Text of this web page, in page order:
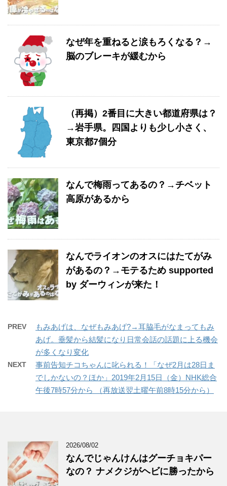
なぜ年を重ねると涙もろくなる？→
脳のブレーキが緩むから
（再掲）2番目に大きい都道府県は？
→岩手県。四国よりも少し小さく、
東京都7個分
なんで梅雨ってあるの？→チベット
高原があるから
なんでライオンのオスにはたてがみ
があるの？→モテるため supported
by ダーウィンが来た！
PREV
もみあげは、なぜもみあげ?→耳脇毛がなまってもみ
あげ。垂髪から結髪になり日常会話の話題に上る機会
が多くなり変化
NEXT
事前告知チコちゃんに叱られる！「なぜ2月は28日ま
でしかないの？ほか」2019年2月15日（金）NHK総合
午後7時57分から （再放送翌土曜午前8時15分から）
2026/08/02
なんでじゃんけんはグーチョキパー
なの？ ナメクジがヘビに勝ったから